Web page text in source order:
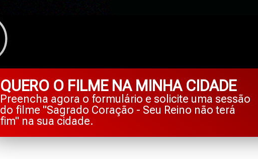
QUERO O FILME NA MINHA CIDADE
Preencha agora o formulário e solicite uma sessão
do filme "Sagrado Coração - Seu Reino não terá
fim" na sua cidade.